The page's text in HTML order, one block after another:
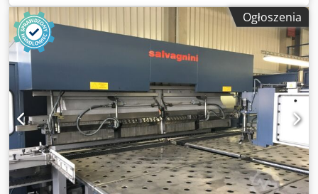
GŁĘBOKOŚĆ KRAWĘDZI - 1250,0 mm MAKSYMALNY
ROZMIAR PŁYT - 2500.0 x 1250.0 mm (1250.0 x 5000.0 mm)
MAKSYMALNA WAGA PRZEDMIOTU PRACY - 150 Kg
MAKSYMALNA GRUBOŚĆ MATERIAŁU - 6.0 mm
MAKSYMALNA PRĘDKOŚĆ STOŁU - 0 - 4330.0 Cjdpfx Aceiab
Epjdjha GŁOWICA REWOLWEROWA - 30 STACJI, 4
AUTOMATYCZNE INDEKSOWANIE MAKSYMALNA ŚREDNICA
WYKRAWANIA - 89,0 mm PRĘDKOŚĆ WYKRAWANIA - 350
UDERZEŃ/MIN PRĘDKOŚĆ SKRAWANIA - 900 UDERZEŃ/MIN
MOC SILNIKA PRASY - 460V 3-fazowy silnik WYMIARY -
5560.0 x 5560.0 x 2400.0 mm WAGA - 16.000 Kg PLUS STÓŁ
SZCZOTKOWY BARDZO NISKI CZAS PRACY DOBRY WYBÓR
NARZĘDZI
Ogłoszenia